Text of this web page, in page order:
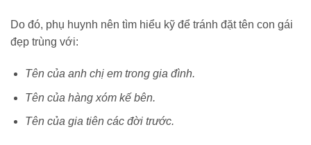
Do đó, phụ huynh nên tìm hiểu kỹ để tránh đặt tên con gái
đẹp trùng với:
Tên của anh chị em trong gia đình.
Tên của hàng xóm kế bên.
Tên của gia tiên các đời trước.